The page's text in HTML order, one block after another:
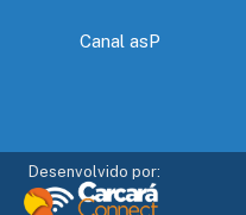
Canal asP
Desenvolvido por: